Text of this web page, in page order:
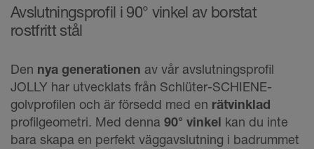
Avslutningsprofil i 90° vinkel av borstat
rostfritt stål
Den nya generationen av vår avslutningsprofil
JOLLY har utvecklats från Schlüter-SCHIENE-
golvprofilen och är försedd med en rätvinklad
profilgeometri. Med denna 90° vinkel kan du inte
bara skapa en perfekt väggavslutning i badrummet